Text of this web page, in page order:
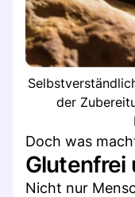
der
Doch was
Glutenfrei
Nicht nur